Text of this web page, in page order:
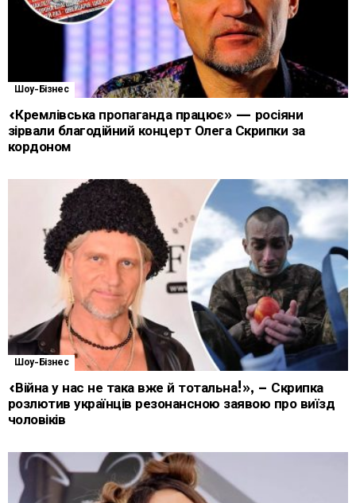
Шоу-Бізнес
«Кремлівська пропаганда працює» — росіяни
зірвали благодійний концерт Олега Скрипки за
кордоном
Шоу-Бізнес
«Війна у нас не така вже й тотальна!», – Скрипка
розлютив українців резонансною заявою про виїзд
чоловіків